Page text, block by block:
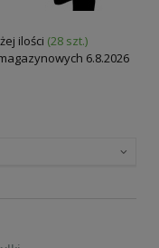
ilości (28 szt.)
6.8.2026